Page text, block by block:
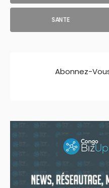
SANTE
Abonnez-